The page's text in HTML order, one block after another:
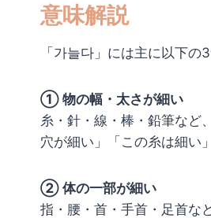
意味解説
「가늘다」には主に以下の
① 物の幅・太さが細い
糸・針・線・棒・鉛筆など
穴が細い」「この糸は細い
② 体の一部が細い
指・腰・首・手首・足首な